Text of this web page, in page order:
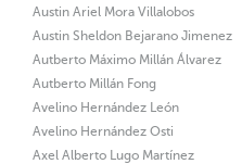
Austin Ariel Mora Villalobos
Austin Sheldon Bejarano Jimenez
Autberto Máximo Millán Álvarez
Autberto Millán Fong
Avelino Hernández León
Avelino Hernández Osti
Axel Alberto Lugo Martínez